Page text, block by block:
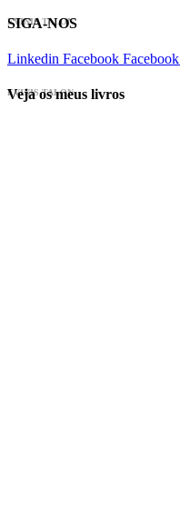
EVINIS TALON
SIGA-NOS
Linkedin Facebook Facebook
EVINIS TALON
Veja os meus livros